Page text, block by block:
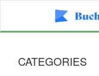
CATEGORIES